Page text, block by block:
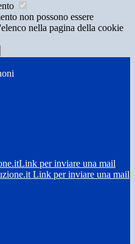
non possono essere
nella pagina della cookie
Link per inviare una mail
Link per inviare una mail